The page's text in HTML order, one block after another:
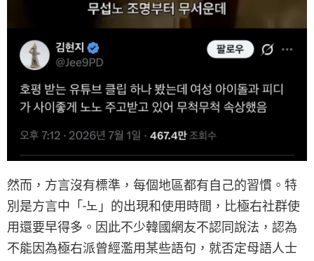
然而，方言沒有標準，每個地區都有自己的習慣。特
別是方言中「-노」的出現和使用時間，比極右社群使
用還要早得多。因此不少韓國網友不認同說法，認為
不能因為極右派曾經濫用某些語句，就否定母語人士